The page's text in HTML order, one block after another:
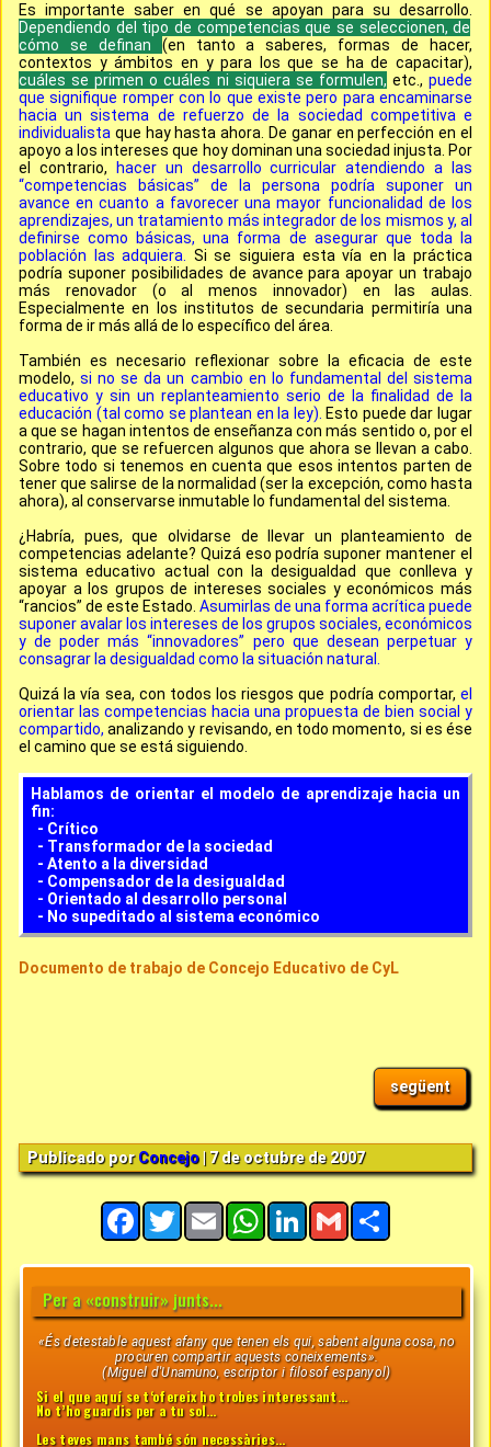
Es importante saber en qué se apoyan para su desarrollo.
Dependiendo del tipo de competencias que se seleccionen, de
cómo se definan (en tanto a saberes, formas de hacer,
contextos y ámbitos en y para los que se ha de capacitar),
cuáles se primen o cuáles ni siquiera se formulen, etc.,puede
que signifique romper con lo que existe pero para encaminarse
hacia un sistema de refuerzo de la sociedad competitiva e
individualista que hay hasta ahora. De ganar en perfección en el
apoyo a los intereses que hoy dominan una sociedad injusta. Por
el contrario,
hacer un desarrollo curricular atendiendo a las
“competencias básicas” de la persona podría suponer un
avance en cuanto a favorecer una mayor funcionalidad de los
aprendizajes, un tratamiento más integrador de los mismos y, al
definirse como básicas, una forma de asegurar que toda la
población las adquiera. Si se siguiera esta vía en la práctica
podría suponer posibilidades de avance para apoyar un trabajo
más renovador (o al menos innovador) en las aulas.
Especialmente en los institutos de secundaria permitiría una
forma de ir más allá de lo específico del área.
También es necesario reflexionar sobre la eficacia de este
modelo,si no se da un cambio en lo fundamental del sistema
educativo y sin un replanteamiento serio de la finalidad de la
educación (tal como se plantean en la ley). Esto puede dar lugar
a que se hagan intentos de enseñanza con más sentido o, por el
contrario, que se refuercen algunos que ahora se llevan a cabo.
Sobre todo si tenemos en cuenta que esos intentos parten de
tener que salirse de la normalidad (ser la excepción, como hasta
ahora), al conservarse inmutable lo fundamental del sistema.
¿Habría, pues, que olvidarse de llevar un planteamiento de
competencias adelante? Quizá eso podría suponer mantener el
sistema educativo actual con la desigualdad que conlleva y
apoyar a los grupos de intereses sociales y económicos más
“rancios” de este Estado. Asumirlas de una forma acrítica puede
suponer avalar los intereses de los grupos sociales, económicos
y de poder más “innovadores” pero que desean perpetuar y
consagrar la desigualdad como la situación natural.
Quizá la vía sea, con todos los riesgos que podría comportar, el
orientar las competencias hacia una propuesta de bien social y
compartido,analizando y revisando, en todo momento, si es ése
el camino que se está siguiendo.
Hablamos de orientar el modelo de aprendizaje hacia un
fin:
- Crítico
- Transformador de la sociedad
- Atento a la diversidad
- Compensador de la desigualdad
- Orientado al desarrollo personal
- No supeditado al sistema económico
Documento de trabajo de Concejo Educativo de CyL
següent
Publicado porConcejo | 7 de octubre de 2007
Facebook
TwitterEmail WhatsApp
LinkedInGmailShare
Per a «construir» junts...
«És detestable aquest afany que tenen els qui, sabent alguna cosa, no
procuren compartir aquests coneixements».
(Miguel d'Unamuno, escriptor i filosof espanyol)
Si el que aquí se t‘ofereix ho trobes interessant…
No t’ho guardis per a tu sol…
Les teves mans també són necessàries...